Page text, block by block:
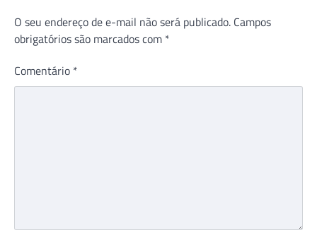
O seu endereço de e-mail não será publicado. Campos
obrigatórios são marcados com *
Comentário *